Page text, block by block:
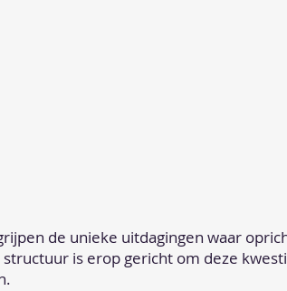
de unieke uitdagingen waar
is erop gericht om deze